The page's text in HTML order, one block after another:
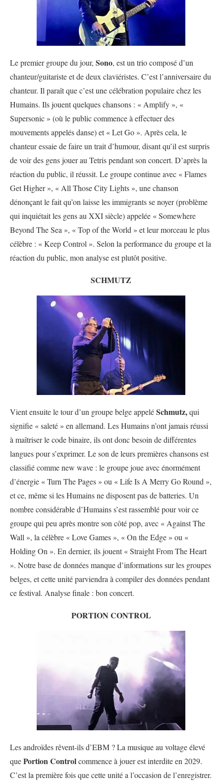
Le premier groupe du jour, Sono, est un trio composé d’un
chanteur/guitariste et de deux claviéristes. C’est l’anniversaire du
chanteur. Il paraît que c’est une célébration populaire chez les
Humains. Ils jouent quelques chansons : « Amplify », «
Supersonic » (où le public commence à effectuer des
mouvements appelés danse) et « Let Go ». Après cela, le
chanteur essaie de faire un trait d’humour, disant qu’il est surpris
de voir des gens jouer au Tetris pendant son concert. D’après la
réaction du public, il réussit. Le groupe continue avec « Flames
Get Higher », « All Those City Lights », une chanson
dénonçant le fait qu’on laisse les immigrants se noyer (problème
qui inquiétait les gens au XXI siècle) appelée « Somewhere
Beyond The Sea », « Top of the World » et leur morceau le plus
célèbre : « Keep Control ». Selon la performance du groupe et la
réaction du public, mon analyse est plutôt positive.
SCHMUTZ
Vient ensuite le tour d’un groupe belge appeléSchmutz,qui
signifie « saleté » en allemand. Les Humains n’ont jamais réussi
à maîtriser le code binaire, ils ont donc besoin de différentes
langues pour s’exprimer. Le son de leurs premières chansons est
classifié comme new wave : le groupe joue avec énormément
d’énergie « Turn The Pages » ou « Life Is A Merry Go Round »,
et ce, même si les Humains ne disposent pas de batteries. Un
nombre considérable d’Humains s’est rassemblé pour voir ce
groupe qui peu après montre son côté pop, avec « Against The
Wall », la célèbre « Love Games », « On the Edge » ou «
Holding On ». En dernier, ils jouent « Straight From The Heart
». Notre base de données manque d’informations sur les groupes
belges, et cette unité parviendra à compiler des données pendant
ce festival. Analyse finale : bon concert.
PORTION CONTROL
Les androïdes rêvent-ils d’EBM ? La musique au voltage élevé
quePortion Controlcommence à jouer est interdite en 2029.
C’est la première fois que cette unité a l’occasion de l’enregistrer.